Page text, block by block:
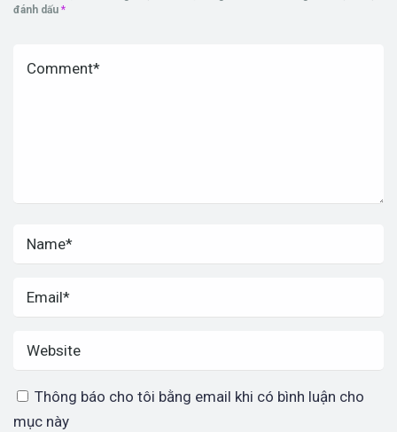
đánh dấu *
Thông báo cho tôi bằng email khi có bình luận cho
mục này